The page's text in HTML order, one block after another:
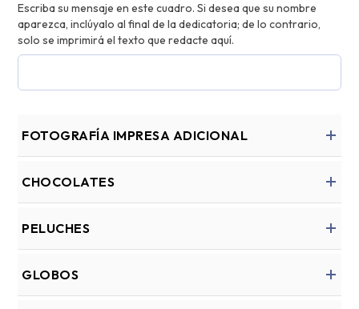
Escriba su mensaje en este cuadro. Si desea que su nombre
aparezca, inclúyalo al final de la dedicatoria; de lo contrario,
solo se imprimirá el texto que redacte aquí.
FOTOGRAFÍA IMPRESA ADICIONAL
CHOCOLATES
PELUCHES
GLOBOS